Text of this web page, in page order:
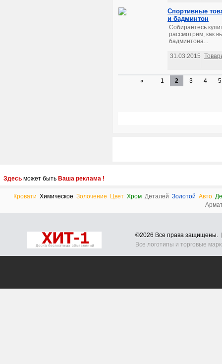
Спортивные
и бадминтон
Собираетесь
рассмотрим, как
бадминтона...
31.03.2015
« 1 2 3 4 5
Здесь может быть Ваша реклама !
Кровати Химическое Золочение Цвет Хром Деталей Золотой Авто
©2026 Все права защищены.
Все логотипы и торговые